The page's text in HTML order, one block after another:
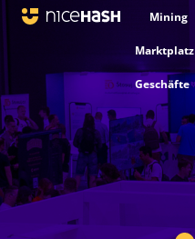
Mining
Marktplatz
Geschäfte